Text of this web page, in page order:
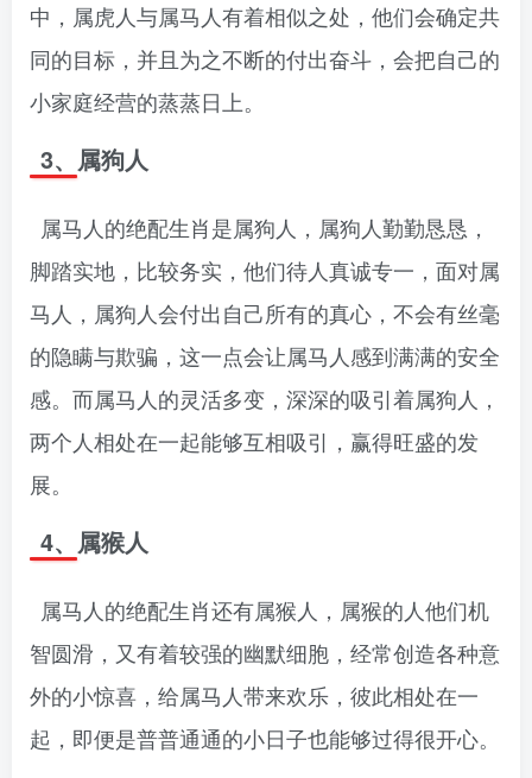
中，属虎人与属马人有着相似之处，他们会确定共
同的目标，并且为之不断的付出奋斗，会把自己的
小家庭经营的蒸蒸日上。
3、属狗人
属马人的绝配生肖是属狗人，属狗人勤勤恳恳，
脚踏实地，比较务实，他们待人真诚专一，面对属
马人，属狗人会付出自己所有的真心，不会有丝毫
的隐瞒与欺骗，这一点会让属马人感到满满的安全
感。而属马人的灵活多变，深深的吸引着属狗人，
两个人相处在一起能够互相吸引，赢得旺盛的发
展。
4、属猴人
属马人的绝配生肖还有属猴人，属猴的人他们机
智圆滑，又有着较强的幽默细胞，经常创造各种意
外的小惊喜，给属马人带来欢乐，彼此相处在一
起，即便是普普通通的小日子也能够过得很开心。